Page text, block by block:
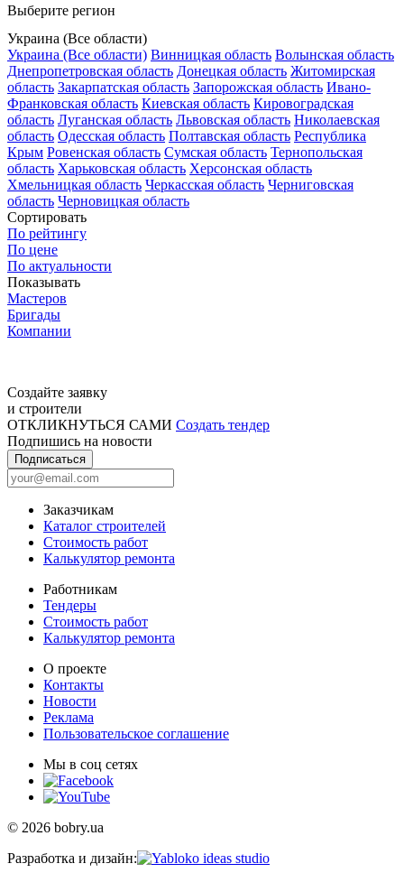
Выберите регион
Украина (Все области)
Украина (Все области) Винницкая область Волынская область
Днепропетровская область Донецкая область Житомирская
область Закарпатская область Запорожская область Ивано-
Франковская область Киевская область Кировоградская
область Луганская область Львовская область Николаевская
область Одесская область Полтавская область Республика
Крым Ровенская область Сумская область Тернопольская
область Харьковская область Херсонская область
Хмельницкая область Черкасская область Черниговская
область Черновицкая область
Сортировать
По рейтингу
По цене
По актуальности
Показывать
Мастеров
Бригады
Компании
Создайте заявку
и строители
ОТКЛИКНУТЬСЯ САМИ Создать тендер
Подпишись на новости
Подписаться
Заказчикам
Каталог строителей
Стоимость работ
Калькулятор ремонта
Работникам
Тендеры
Стоимость работ
Калькулятор ремонта
О проекте
Контакты
Новости
Реклама
Пользовательское соглашение
Мы в соц сетях
© 2026 bobry.ua
Разработка и дизайн: